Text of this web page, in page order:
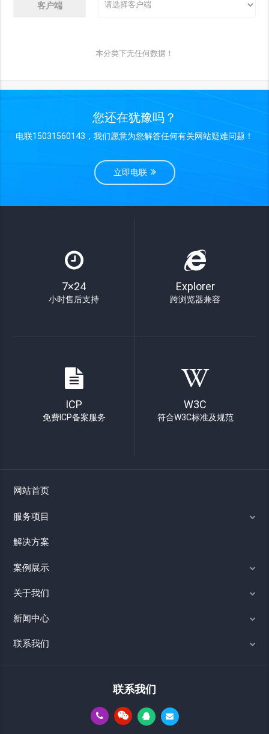
客户端
本分类下无任何数据！
您还在犹豫吗？
电联15031560143，我们愿意为您解答任何有关网站疑难问题！
立即电联
7×24
小时售后支持
Explorer
跨浏览器兼容
ICP
免费ICP备案服务
W3C
符合W3C标准及规范
网站首页
服务项目
解决方案
案例展示
关于我们
新闻中心
联系我们
联系我们